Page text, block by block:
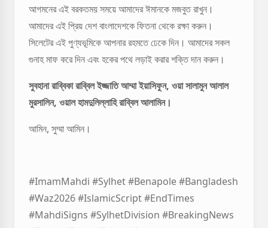
আগমনের এই বরকতময় সময়ে আমাদের ঈমানকে মজবুত রাখুন।
আমাদের এই প্রিয় দেশ বাংলাদেশকে ফিতনা থেকে রক্ষা করুন।
সিলেটের এই পুণ্যভূমিকে আপনার রহমতে ঢেকে দিন। আমাদের সকল
গুনাহ মাফ করে দিন এবং হকের পথে লড়াই করার শক্তি দান করুন।
সুবহানা রাব্বিকা রাব্বিল ইজ্জাতি আম্মা ইয়াসিফুন, ওয়া সালামুন আলাল
মুরসালিন, ওয়াল হামদুলিল্লাহি রাব্বিল আলামিন।
আমিন, সুম্মা আমিন।
#ImamMahdi #Sylhet#Benapole#Bangladesh
#Waz2026#IslamicScript#EndTimes
#MahdiSigns #SylhetDivision #BreakingNews